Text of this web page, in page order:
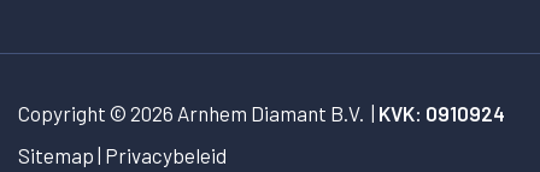
Copyright © 2026 Arnhem Diamant B.V.
KVK: 0910924
Sitemap Privacybeleid